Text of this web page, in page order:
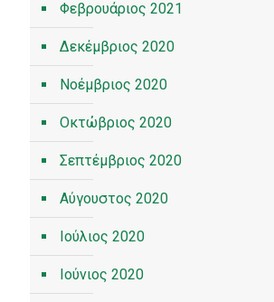
Φεβρουάριος 2021
Δεκέμβριος 2020
Νοέμβριος 2020
Οκτώβριος 2020
Σεπτέμβριος 2020
Αύγουστος 2020
Ιούλιος 2020
Ιούνιος 2020